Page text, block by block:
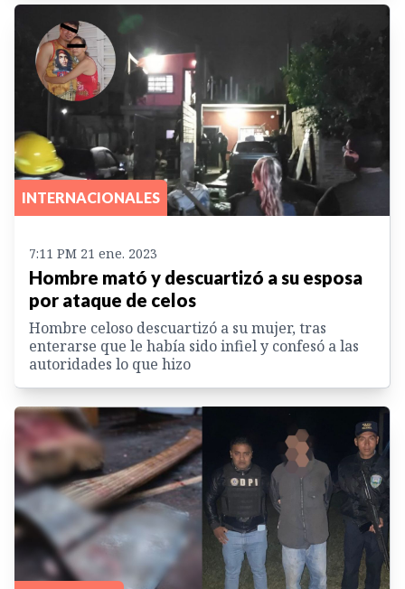
INTERNACIONALES
7:11 PM 21 ene. 2023
Hombre mató y descuartizó a su esposa
por ataque de celos
Hombre celoso descuartizó a su mujer, tras
enterarse que le había sido infiel y confesó a las
autoridades lo que hizo